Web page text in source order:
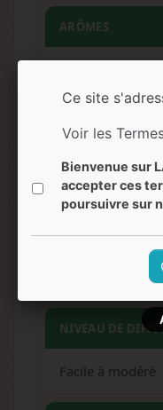
ARÔMES
Bonbon,
EFFETS
Relaxant
créatif, apaisant
NIVEAU DE
Facile à modéré
Ce site
Voir les
Bienvenue sur
accepter ces
poursuivre sur